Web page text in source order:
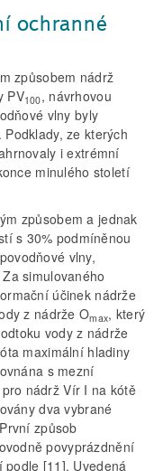
ochranné
způsobem nádrž
PV100, návrhovou
vlny byly
ze kterých
i extrémní
minulého století
způsobem a jednak
s 30% podmíněnou
vlny,
simulovaného
účinek nádrže
z nádrže Omax, který
vody z nádrže
maximální hladiny
s mezní
nádrž Vír I na kótě
dva vybrané
způsob
povyprázdnění
[11]. Uvedená